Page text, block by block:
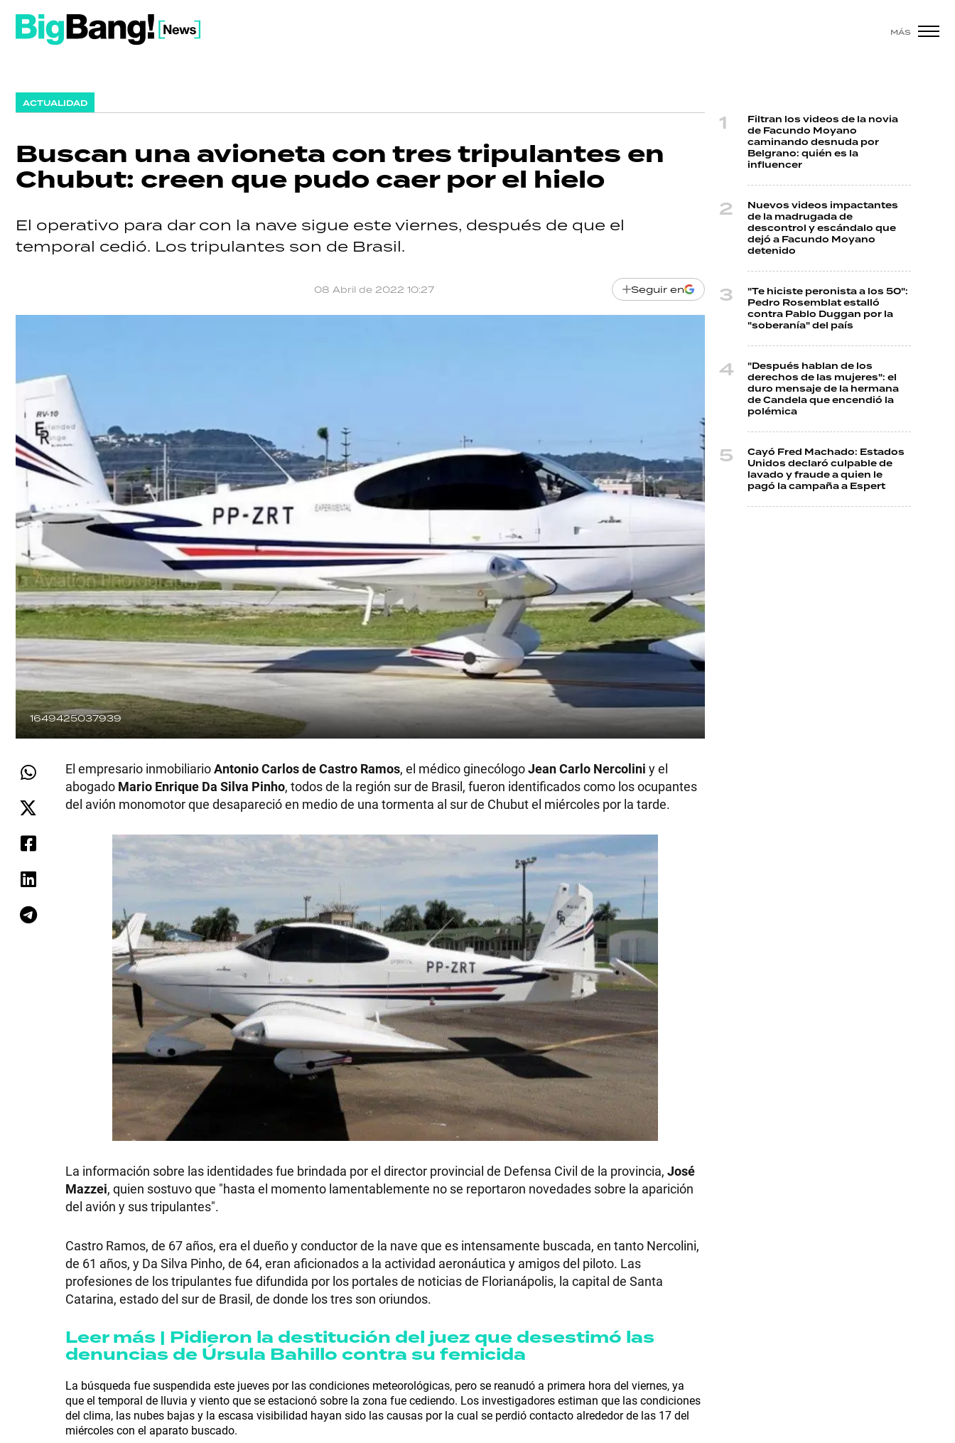
MÁS
ACTUALIDAD
Buscan una avioneta con tres tripulantes en
Chubut: creen que pudo caer por el hielo
El operativo para dar con la nave sigue este viernes, después de que el
temporal cedió. Los tripulantes son de Brasil.
08 Abril de 2022 10:27 Seguir en
1649425037939
El empresario inmobiliarioAntonio Carlos de Castro Ramos, el médico ginecólogoJean Carlo Nercolini y el
abogado Mario Enrique Da Silva Pinho, todos de la región sur de Brasil, fueron identificados como los ocupantes
del avión monomotor que desapareció en medio de una tormenta al sur de Chubut el miércoles por la tarde.
La información sobre las identidades fue brindada por el director provincial de Defensa Civil de la provincia, José
Mazzei, quien sostuvo que "hasta el momento lamentablemente no se reportaron novedades sobre la aparición
del avión y sus tripulantes".
Castro Ramos, de 67 años, era el dueño y conductor de la nave que es intensamente buscada, en tanto Nercolini,
de 61 años, y Da Silva Pinho, de 64, eran aficionados a la actividad aeronáutica y amigos del piloto. Las
profesiones de los tripulantes fue difundida por los portales de noticias de Florianápolis, la capital de Santa
Catarina, estado del sur de Brasil, de donde los tres son oriundos.
Leer más | Pidieron la destitución del juez que desestimó las
denuncias de Úrsula Bahillo contra su femicida
La búsqueda fue suspendida este jueves por las condiciones meteorológicas, pero se reanudó a primera hora del viernes, ya
que el temporal de lluvia y viento que se estacionó sobre la zona fue cediendo. Los investigadores estiman que las condiciones
del clima, las nubes bajas y la escasa visibilidad hayan sido las causas por la cual se perdió contacto alrededor de las 17 del
miércoles con el aparato buscado.
Filtran los videos de la novia
de Facundo Moyano
caminando desnuda por
Belgrano: quién es la
influencer
Nuevos videos impactantes
de la madrugada de
descontrol y escándalo que
dejó a Facundo Moyano
detenido
"Te hiciste peronista a los 50":
Pedro Rosemblat estalló
contra Pablo Duggan por la
"soberanía" del país
"Después hablan de los
derechos de las mujeres": el
duro mensaje de la hermana
de Candela que encendió la
polémica
Cayó Fred Machado: Estados
Unidos declaró culpable de
lavado y fraude a quien le
pagó la campaña a Espert
SHOW
POLÍTICA
RECETAS
PALABRAS
HORÓSCOPO